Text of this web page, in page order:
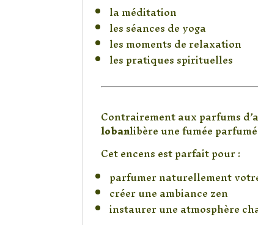
la méditation
les séances de yoga
les moments de relaxation
les pratiques spirituelles
Un encens
Contrairement aux parfums
lobanlibère une fumée
Cet encens est parfait pour :
parfumer naturellement
créer une ambiance zen
instaurer une atmosphère